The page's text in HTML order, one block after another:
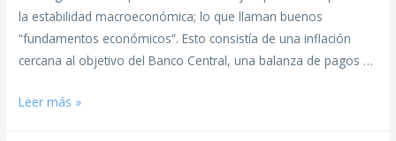
la estabilidad macroeconómica; lo que llaman buenos
“fundamentos económicos”. Esto consistía de una inflación
cercana al objetivo del Banco Central, una balanza de pagos …
Leer más »